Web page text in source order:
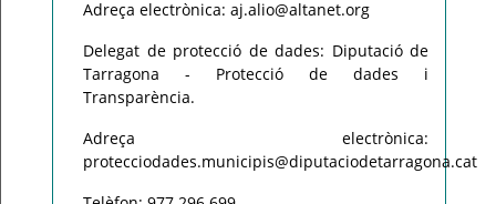
Adreça electrònica: aj.alio@altanet.org
Delegat de protecció de dades: Diputació de
Tarragona - Protecció de dades i
Transparència.
Adreça electrònica:
protecciodades.municipis@diputaciodetarragona.cat